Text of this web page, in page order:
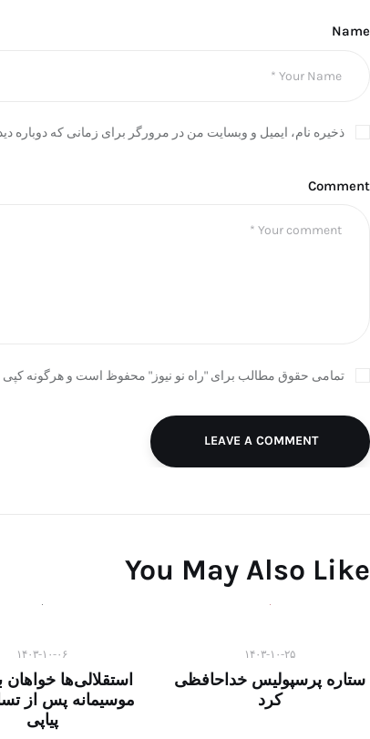
Name
ذخیره نام، ایمیل و وبسایت من در مرورگر برای زمانی که دوباره
Comment
تمامی حقوق مطالب برای "راه نو نیوز" محفوظ است و هرگونه کپی
LEAVE A COMMENT
You May Also Like
۱۴۰۳-۱۰-۲۵
ستاره پرسپولیس خداحافظی
کرد
۱۴۰۳-۱۰-۰۶
استقلالی‌ها خواهان
موسیمانه پس از
پیاپی